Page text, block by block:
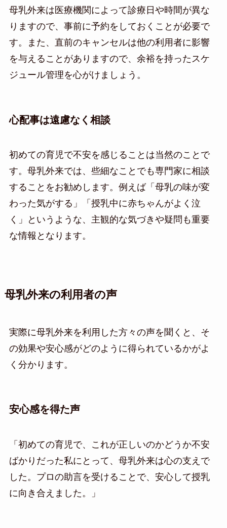
母乳外来は医療機関によって診療日や時間が異な
りますので、事前に予約をしておくことが必要で
す。また、直前のキャンセルは他の利用者に影響
を与えることがありますので、余裕を持ったスケ
ジュール管理を心がけましょう。
心配事は遠慮なく相談
初めての育児で不安を感じることは当然のことで
す。母乳外来では、些細なことでも専門家に相談
することをお勧めします。例えば「母乳の味が変
わった気がする」「授乳中に赤ちゃんがよく泣
く」というような、主観的な気づきや疑問も重要
な情報となります。
母乳外来の利用者の声
実際に母乳外来を利用した方々の声を聞くと、そ
の効果や安心感がどのように得られているかがよ
く分かります。
安心感を得た声
「初めての育児で、これが正しいのかどうか不安
ばかりだった私にとって、母乳外来は心の支えで
した。プロの助言を受けることで、安心して授乳
に向き合えました。」